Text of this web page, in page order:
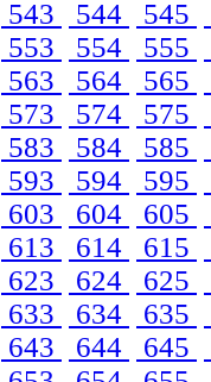
543
544 545
553
554 555
563
564 565
573
574 575
583
584 585
593
594 595
603
604 605
613
614 615
623
624 625
633
634 635
643
644 645